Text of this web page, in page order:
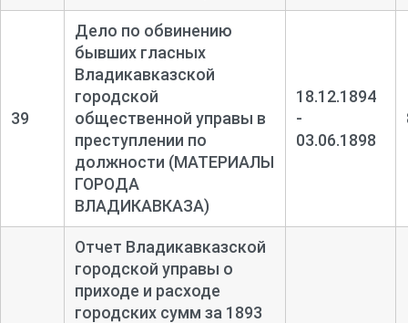
39
Дело по обвинению
бывших гласных
Владикавказской
городской
общественной управы в
преступлении по
должности (МАТЕРИАЛЫ
ГОРОДА
ВЛАДИКАВКАЗА)
18.12.1894
-
03.06.1898
Отчет Владикавказской
городской управы о
приходе и расходе
городских сумм за 1893